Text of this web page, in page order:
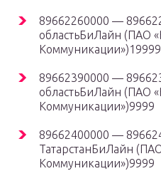
89662260000 —
областьБиЛайн (ПАО
Коммуникации»)19999
89662390000 —
областьБиЛайн (ПАО
Коммуникации»)9999
89662400000 —
ТатарстанБиЛайн
Коммуникации»)9999